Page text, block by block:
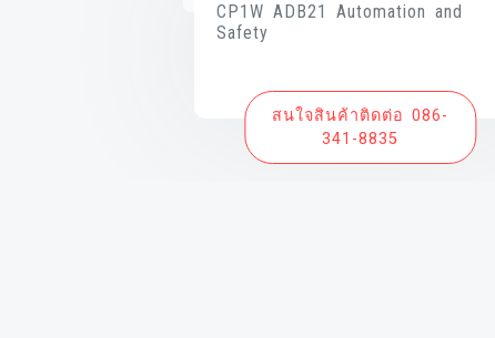
CP1W ADB21 Automation and
Safety
สนใจสินค้าติดต่อ 086-
341-8835